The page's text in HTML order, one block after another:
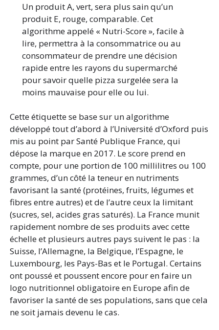
Un produit A, vert, sera plus sain qu’un
produit E, rouge, comparable. Cet
algorithme appelé « Nutri-Score », facile à
lire, permettra à la consommatrice ou au
consommateur de prendre une décision
rapide entre les rayons du supermarché
pour savoir quelle pizza surgelée sera la
moins mauvaise pour elle ou lui.
Cette étiquette se base sur un algorithme
développé tout d’abord à l’Université d’Oxford puis
mis au point par Santé Publique France, qui
dépose la marque en 2017. Le score prend en
compte, pour une portion de 100 millilitres ou 100
grammes, d’un côté la teneur en nutriments
favorisant la santé (protéines, fruits, légumes et
fibres entre autres) et de l’autre ceux la limitant
(sucres, sel, acides gras saturés). La France munit
rapidement nombre de ses produits avec cette
échelle et plusieurs autres pays suivent le pas : la
Suisse, l’Allemagne, la Belgique, l’Espagne, le
Luxembourg, les Pays-Bas et le Portugal. Certains
ont poussé et poussent encore pour en faire un
logo nutritionnel obligatoire en Europe afin de
favoriser la santé de ses populations, sans que cela
ne soit jamais devenu le cas.